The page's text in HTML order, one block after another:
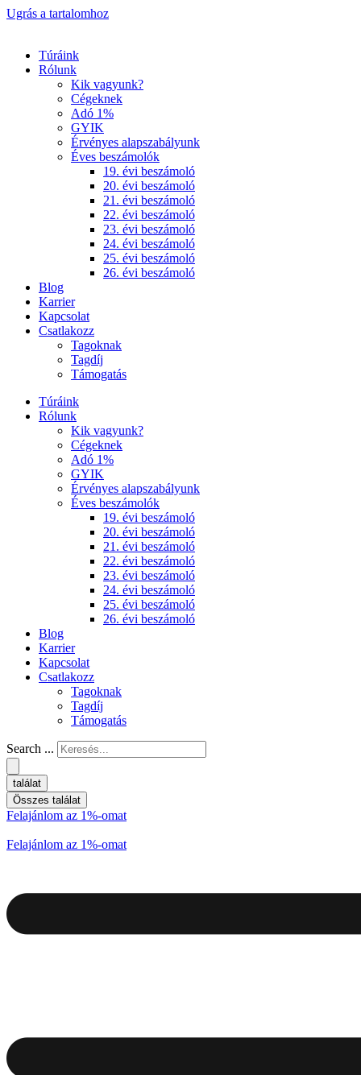
Ugrás a tartalomhoz
Túráink
Rólunk
Kik vagyunk?
Cégeknek
Adó 1%
GYIK
Érvényes alapszabályunk
Éves beszámolók
19. évi beszámoló
20. évi beszámoló
21. évi beszámoló
22. évi beszámoló
23. évi beszámoló
24. évi beszámoló
25. évi beszámoló
26. évi beszámoló
Blog
Karrier
Kapcsolat
Csatlakozz
Tagoknak
Tagdíj
Támogatás
Túráink
Rólunk
Kik vagyunk?
Cégeknek
Adó 1%
GYIK
Érvényes alapszabályunk
Éves beszámolók
19. évi beszámoló
20. évi beszámoló
21. évi beszámoló
22. évi beszámoló
23. évi beszámoló
24. évi beszámoló
25. évi beszámoló
26. évi beszámoló
Blog
Karrier
Kapcsolat
Csatlakozz
Tagoknak
Tagdíj
Támogatás
Search ...
találat
Összes találat
Felajánlom az 1%-omat
Felajánlom az 1%-omat